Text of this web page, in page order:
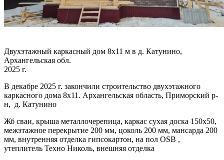
Двухэтажный каркасный дом 8х11 м в д. Катунино,
Архангельская обл.
2025 г.
В декабре 2025 г. закончили строительство двухэтажного
каркасного дома 8х11. Архангельская область, Приморский р-
н, д. Катунино
Жб сваи, крыша металлочерепица, каркас сухая доска 150х50,
межэтажное перекрытие 200 мм, цоколь 200 мм, мансарда 200
мм, внутренняя отделка гипсокартон, на пол OSB ,
утеплитель Техно Николь, внешняя отделка